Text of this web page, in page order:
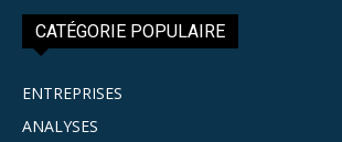
CATÉGORIE POPULAIRE
ENTREPRISES
ANALYSES